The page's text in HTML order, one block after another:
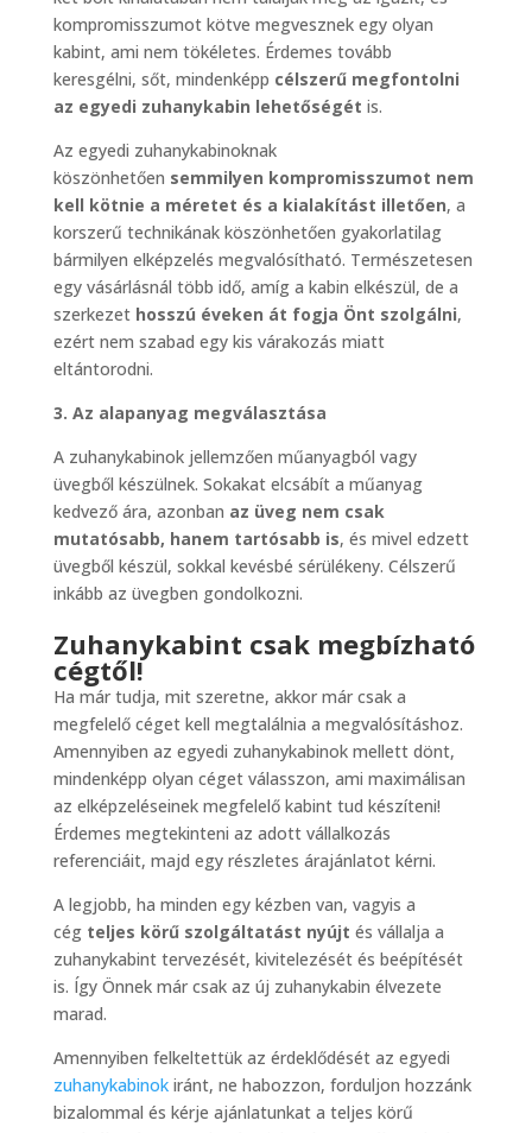
kompromisszumot kötve megvesznek egy olyan
kabint, ami nem tökéletes. Érdemes tovább
keresgélni, sőt, mindenképp célszerű megfontolni
az egyedi zuhanykabin lehetőségét is.
Az egyedi zuhanykabinoknak
köszönhetően semmilyen kompromisszumot nem
kell kötnie a méretet és a kialakítást illetően, a
korszerű technikának köszönhetően gyakorlatilag
bármilyen elképzelés megvalósítható. Természetesen
egy vásárlásnál több idő, amíg a kabin elkészül, de a
szerkezethosszú éveken át fogja Önt szolgálni,
ezért nem szabad egy kis várakozás miatt
eltántorodni.
3. Az alapanyag megválasztása
A zuhanykabinok jellemzően műanyagból vagy
üvegből készülnek. Sokakat elcsábít a műanyag
kedvező ára, azonban az üveg nem csak
mutatósabb, hanem tartósabb is, és mivel edzett
üvegből készül, sokkal kevésbé sérülékeny. Célszerű
inkább az üvegben gondolkozni.
Zuhanykabint csak megbízható
cégtől!
Ha már tudja, mit szeretne, akkor már csak a
megfelelő céget kell megtalálnia a megvalósításhoz.
Amennyiben az egyedi zuhanykabinok mellett dönt,
mindenképp olyan céget válasszon, ami maximálisan
az elképzeléseinek megfelelő kabint tud készíteni!
Érdemes megtekinteni az adott vállalkozás
referenciáit, majd egy részletes árajánlatot kérni.
A legjobb, ha minden egy kézben van, vagyis a
cégteljes körű szolgáltatást nyújt és vállalja a
zuhanykabint tervezését, kivitelezését és beépítését
is. Így Önnek már csak az új zuhanykabin élvezete
marad.
Amennyiben felkeltettük az érdeklődését az egyedi
zuhanykabinokiránt, ne habozzon, forduljon hozzánk
bizalommal és kérje ajánlatunkat a teljes körű